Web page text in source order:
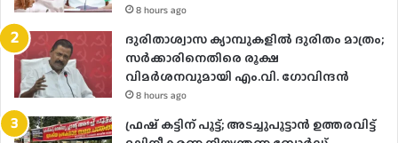
8 hours ago
ദുരിതാശ്വാസ ക്യാമ്പുകളിൽ ദുരിതം മാത്രം;
സർക്കാരിനെതിരെ രൂക്ഷ
വിമർശനവുമായി എം.വി. ഗോവിന്ദൻ
8 hours ago
ഫ്രഷ് കട്ടിന് പൂട്ട്; അടച്ചുപൂട്ടാന്‍ ഉത്തരവിട്ട്